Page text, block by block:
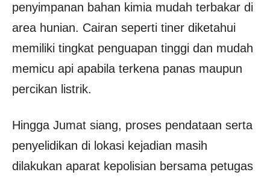
penyimpanan bahan kimia mudah terbakar di
area hunian. Cairan seperti tiner diketahui
memiliki tingkat penguapan tinggi dan mudah
memicu api apabila terkena panas maupun
percikan listrik.
Hingga Jumat siang, proses pendataan serta
penyelidikan di lokasi kejadian masih
dilakukan aparat kepolisian bersama petugas